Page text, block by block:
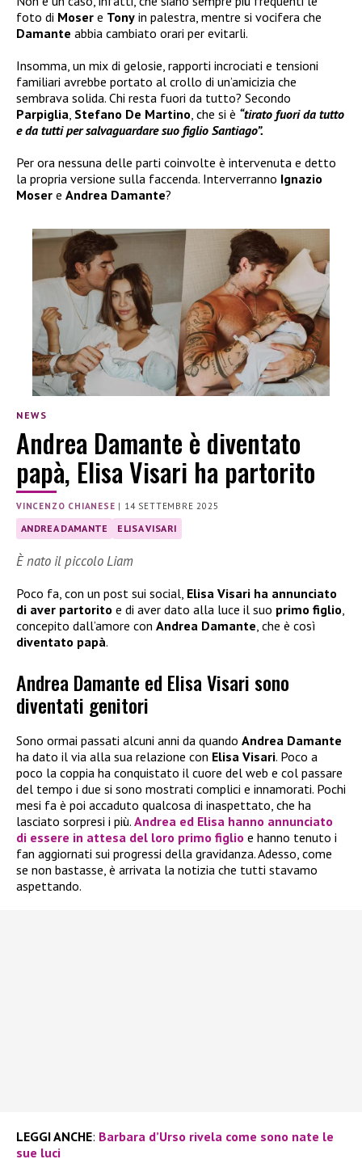
foto di Moser e Tony in palestra, mentre si vocifera che
Damante abbia cambiato orari per evitarli.
Insomma, un mix di gelosie, rapporti incrociati e tensioni
familiari avrebbe portato al crollo di un’amicizia che
sembrava solida. Chi resta fuori da tutto? Secondo
Parpiglia Stefano De Martino , che si è “tirato fuori da tutto
e da tutti per salvaguardare suo figlio Santiago”.
Per ora nessuna delle parti coinvolte è intervenuta e detto
la propria versione sulla faccenda. Interverranno Ignazio
Moser e Andrea Damante?
NEWS
Andrea Damante è diventato
papà, Elisa Visari ha partorito
VINCENZO CHIANESE | 14 SETTEMBRE 2025
ANDREA DAMANTE ELISA VISARI
È nato il piccolo Liam
Poco fa, con un post sui social, Elisa Visari ha annunciato
di aver partorito e di aver dato alla luce il suo primo figlio
concepito dall’amore con Andrea Damante , che è così
diventato papà.
Andrea Damante ed Elisa Visari sono
diventati genitori
Sono ormai passati alcuni anni da quando Andrea Damante
ha dato il via alla sua relazione con Elisa Visari. Poco a
poco la coppia ha conquistato il cuore del web e col passare
del tempo i due si sono mostrati complici e innamorati. Pochi
mesi fa è poi accaduto qualcosa di inaspettato, che ha
lasciato sorpresi i più. Andrea ed Elisa hanno annunciato
di essere in attesa del loro primo figlio e hanno tenuto i
fan aggiornati sui progressi della gravidanza. Adesso, come
se non bastasse, è arrivata la notizia che tutti stavamo
aspettando.
LEGGI ANCHE: Barbara d’Urso rivela come sono nate le
sue luci